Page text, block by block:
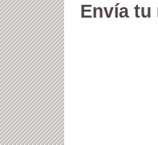
Envía tu